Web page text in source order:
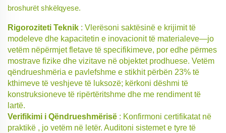
broshurët shkëlqyese.
Rigoroziteti Teknik : Vlerësoni saktësinë e krijimit të
modeleve dhe kapacitetin e inovacionit të materialeve—jo
vetëm nëpërmjet fletave të specifikimeve, por edhe përmes
mostrave fizike dhe vizitave në objektet prodhuese. Vetëm
qëndrueshmëria e pavlefshme e stikhit përbën 23% të
kthimeve të veshjeve të luksozë; kërkoni dëshmi të
konstruksioneve të ripërtëritshme dhe me rendiment të
lartë.
Verifikimi i Qëndrueshmërisë : Konfirmoni certifikatat në
praktikë , jo vetëm në letër. Auditoni sistemet e tyre të